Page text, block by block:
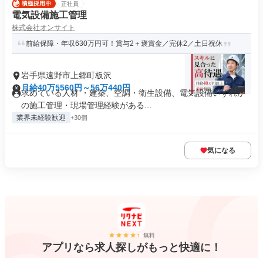
正社員
電気設備施工管理
株式会社オンサイト
前給保障・年収630万円可！賞与2＋褒賞金／完休2／土日祝休
岩手県遠野市上郷町板沢
月給40万5560円～56万440円
求めている人材 ・建築、空調・衛生設備、電気設備いずれか
の施工管理・現場管理経験がある...
業界未経験歓迎 +30個
気になる
無料
アプリなら求人探しがもっと快適に！